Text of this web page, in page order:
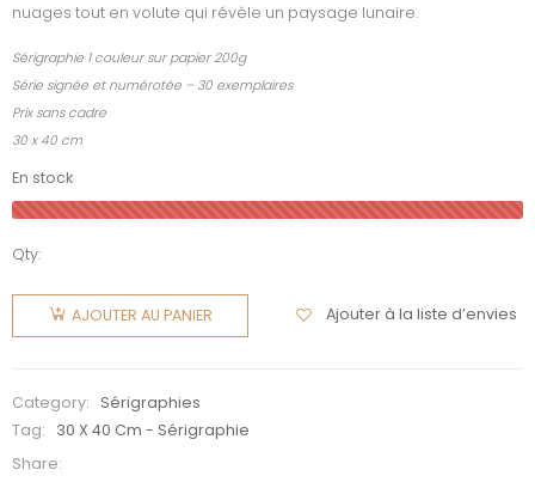
nuages tout en volute qui révèle un paysage lunaire.
Sérigraphie 1 couleur sur papier 200g
Série signée et numérotée – 30 exemplaires
Prix sans cadre
30 x 40 cm
En stock
Qty:
quantité
de
L'estafette
AJOUTER AU PANIER Ajouter à la liste d’envies
Category:
Sérigraphies
Tag:
30 X 40 Cm - Sérigraphie
Share: